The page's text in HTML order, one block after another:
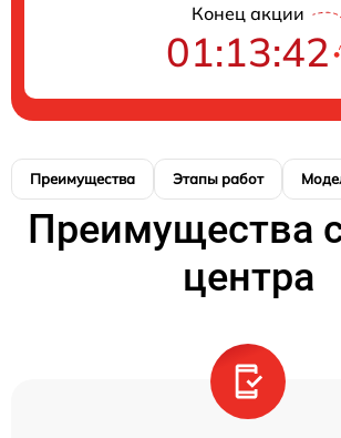
Конец акции
01:13:41
Преимущества Этапы работ
Преимущества
центра